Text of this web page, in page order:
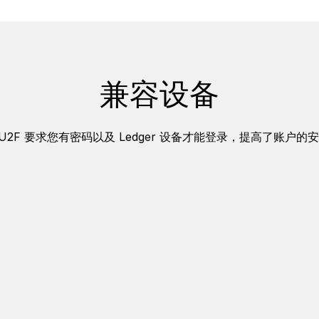
兼容设备
要求您有密码以及 Ledger 设备才能登录，提高了账户的